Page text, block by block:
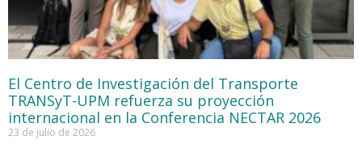
El Centro de Investigación del Transporte
TRANSyT-UPM refuerza su proyección
internacional en la Conferencia NECTAR 2026
23 de julio de 2026